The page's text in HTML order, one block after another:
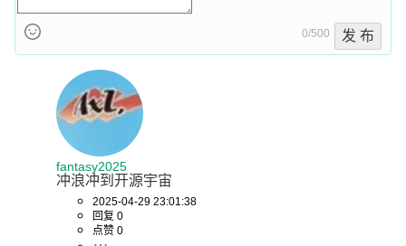
0/500 发 布
fantasy2025
冲浪冲到开源宇宙
2025-04-29 23:01:38
回复 0
点赞 0